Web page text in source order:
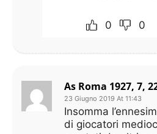
0 0
As Roma 1927, 7,
23 Giugno 2019 At 11:43
Insomma
di giocatori